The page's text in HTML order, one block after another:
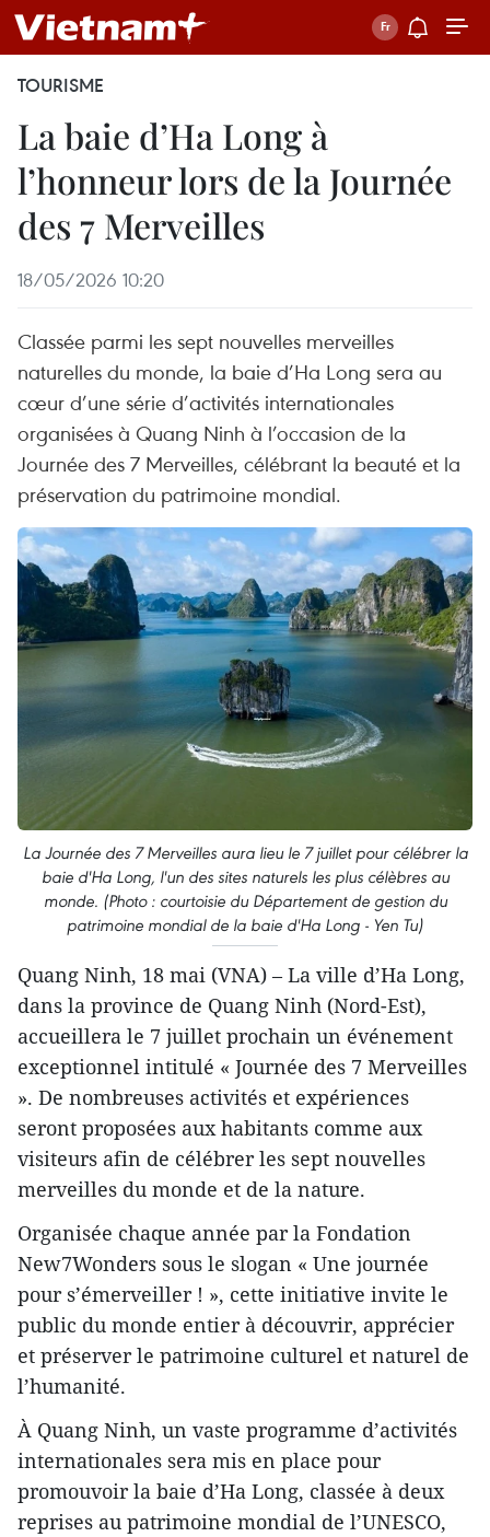
TOURISME
La baie d’Ha Long à
l’honneur lors de la Journée
des 7 Merveilles
18/05/2026 10:20
Classée parmi les sept nouvelles merveilles
naturelles du monde, la baie d’Ha Long sera au
cœur d’une série d’activités internationales
organisées à Quang Ninh à l’occasion de la
Journée des 7 Merveilles, célébrant la beauté et la
préservation du patrimoine mondial.
La Journée des 7 Merveilles aura lieu le 7 juillet pour célébrer la
baie d'Ha Long, l'un des sites naturels les plus célèbres au
monde. (Photo : courtoisie du Département de gestion du
patrimoine mondial de la baie d'Ha Long - Yen Tu)
Quang Ninh, 18 mai (VNA) – La ville d’Ha Long,
dans la province de Quang Ninh (Nord-Est),
accueillera le 7 juillet prochain un événement
exceptionnel intitulé « Journée des 7 Merveilles
». De nombreuses activités et expériences
seront proposées aux habitants comme aux
visiteurs afin de célébrer les sept nouvelles
merveilles du monde et de la nature.
Organisée chaque année par la Fondation
New7Wonders sous le slogan « Une journée
pour s’émerveiller ! », cette initiative invite le
public du monde entier à découvrir, apprécier
et préserver le patrimoine culturel et naturel de
l’humanité.
À Quang Ninh, un vaste programme d’activités
internationales sera mis en place pour
promouvoir la baie d’Ha Long, classée à deux
reprises au patrimoine mondial de l’UNESCO,